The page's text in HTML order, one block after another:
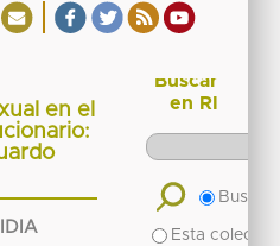
en el
Buscar
en RI
Buscar
Esta